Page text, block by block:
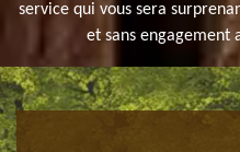
service qui vous sera
et sans engagement